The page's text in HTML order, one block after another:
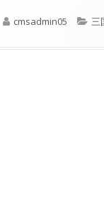
作
cmsadmin05
カ
三